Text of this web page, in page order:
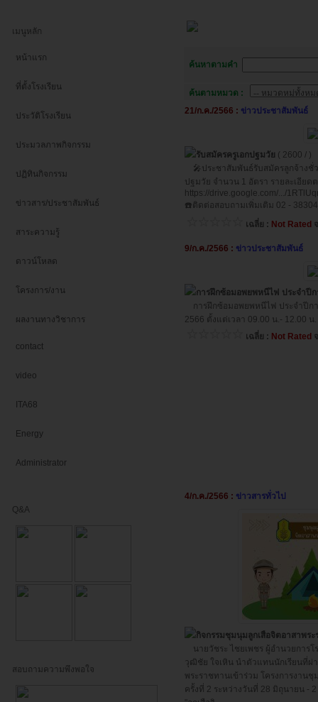
เมนูหลัก
หน้าแรก
ที่ตั้งโรงเรียน
ประวัติโรงเรียน
ประมวลภาพกิจกรรม
ปฏิทินกิจกรรม
ข่าวสาร/ประชาสัมพันธ์
สาระความรู้
ดาวน์โหลด
โครงการ/งาน
ผลงานทางวิชาการ
contact
video
ITA68
Energy
Administrator
Q&A
สอบถามความพึงพอใจ
ค้นหาตามคำ
ค้นตามหมวด :
21/ก.ค./2566 : ข่าวประชาสัมพันธ์
รับสมัครครูเอกปฐมวัย ( 2600 / )
🎤ประชาสัมพันธ์รับสมัครลูกจ้างชั่
ปฐมวัย จำนวน 1 อัตรา รายละเอียด
https://drive.google.com/.../
☎️ติดต่อสอบถามเพิ่มเติม 02 -
เฉลี่ย : Not Rated
9/ก.ค./2566 : ข่าวประชาสัมพันธ์
การฝึกซ้อมอพยพหนีไฟ ประจำปี
การฝึกซ้อมอพยพหนีไฟ ประจำปีก
2566 ตั้งแต่เวลา 09.00 น.- 12.00 น.
เฉลี่ย : Not Rated
4/ก.ค./2566 : ข่าวสารทั่วไป
กิจกรรมชุมนุมลูกเสือจิตอาสาพร
นายวัชระ ไชยเพชร ผู้อำนวยการโ
วุฒิชัย ใจเหิน นำตัวแทนนักเรียนที่ผ่
พระราชทานเข้าร่วม โครงการงาน
ครั้งที่ 2 ระหว่างวันที่ 28 มิถุนายน -